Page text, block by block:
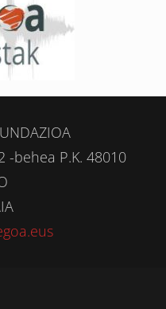
-behea P.K. 48010